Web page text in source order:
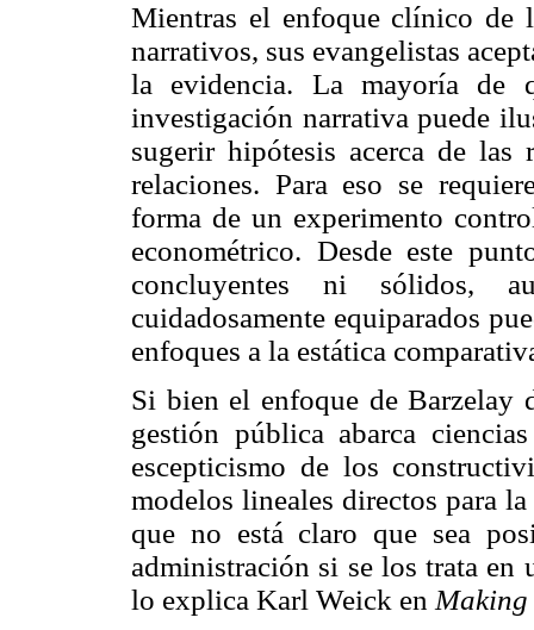
Mientras el enfoque clínico de
narrativos, sus evangelistas
la evidencia. La mayoría de
investigación narrativa puede
sugerir hipótesis acerca de las
relaciones. Para eso se
forma de un experimento
econométrico. Desde este
concluyentes ni sólidos,
cuidadosamente equiparados
enfoques a la estática
Si bien el enfoque de Barzelay
gestión pública abarca
escepticismo de los
modelos lineales directos para
que no está claro que sea
administración si se los trata en
lo explica Karl Weick en Making